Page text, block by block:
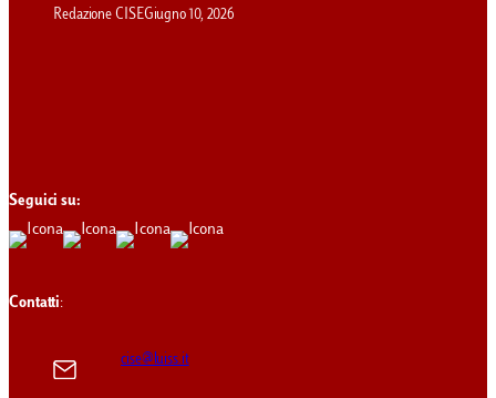
Redazione CISEGiugno 10, 2026
Seguici su:
Contatti:
cise@luiss.it